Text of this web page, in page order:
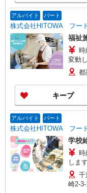
アルバイト パート
株式会社HITOWA フー
福祉
時給
変動
によ
志）
都
キープ
アルバイト パート
株式会社HITOWA フー
学校
時給
しま
り時
志）
千
崎2-3-